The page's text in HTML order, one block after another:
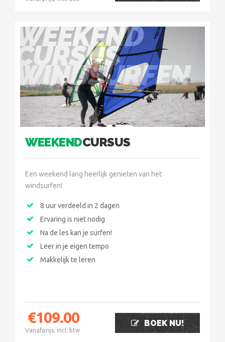
WEEKEND
CURSUS
WINDSURFEN
WEEKENDCURSUS
Een weekend lang heerlijk genieten van het
windsurfen!
8 uur verdeeld in 2 dagen
Ervaring is niet nodig
Na de les kan je surfen!
Leer in je eigen tempo
Makkelijk te leren
€109.00
Vanafprijs, incl. btw
BOEK NU!